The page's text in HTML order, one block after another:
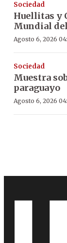
Sociedad
Huellitas y
Mundial
Agosto 6, 2026
Sociedad
Muestra
paraguayo
Agosto 6, 2026